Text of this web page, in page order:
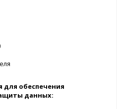
для обеспечения
данных: